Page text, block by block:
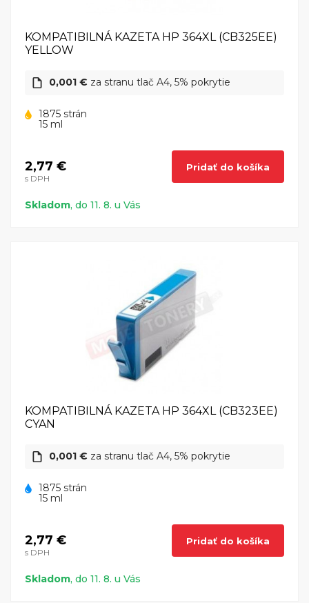
KOMPATIBILNÁ KAZETA HP 364XL (CB325EE)
YELLOW
0,001 € za stranu tlač A4, 5% pokrytie
1875 strán
15 ml
2,77 €
s DPH
Pridať do košíka
Skladom, do 11. 8. u Vás
KOMPATIBILNÁ KAZETA HP 364XL (CB323EE)
CYAN
0,001 € za stranu tlač A4, 5% pokrytie
1875 strán
15 ml
2,77 €
s DPH
Pridať do košíka
Skladom, do 11. 8. u Vás